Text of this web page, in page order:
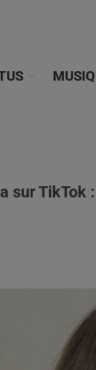
sur TikTok